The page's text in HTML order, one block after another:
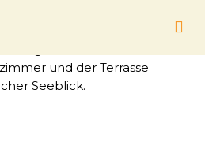
und der Terrasse
Seeblick.